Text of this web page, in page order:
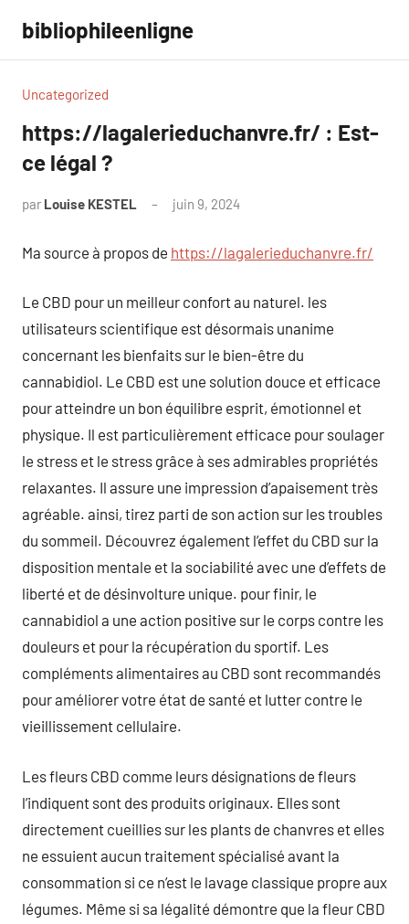
contenu
bibliophileenligne
Uncategorized
https://lagalerieduchanvre.fr/ : Est-
ce légal ?
par Louise KESTEL juin 9, 2024
Ma source à propos de https://lagalerieduchanvre.fr/
Le CBD pour un meilleur confort au naturel. les
utilisateurs scientifique est désormais unanime
concernant les bienfaits sur le bien-être du
cannabidiol. Le CBD est une solution douce et efficace
pour atteindre un bon équilibre esprit, émotionnel et
physique. Il est particulièrement efficace pour soulager
le stress et le stress grâce à ses admirables propriétés
relaxantes. Il assure une impression d’apaisement très
agréable. ainsi, tirez parti de son action sur les troubles
du sommeil. Découvrez également l’effet du CBD sur la
disposition mentale et la sociabilité avec une d’effets de
liberté et de désinvolture unique. pour finir, le
cannabidiol a une action positive sur le corps contre les
douleurs et pour la récupération du sportif. Les
compléments alimentaires au CBD sont recommandés
pour améliorer votre état de santé et lutter contre le
vieillissement cellulaire.
Les fleurs CBD comme leurs désignations de fleurs
l’indiquent sont des produits originaux. Elles sont
directement cueillies sur les plants de chanvres et elles
ne essuient aucun traitement spécialisé avant la
consommation si ce n’est le lavage classique propre aux
légumes. Même si sa légalité démontre que la fleur CBD